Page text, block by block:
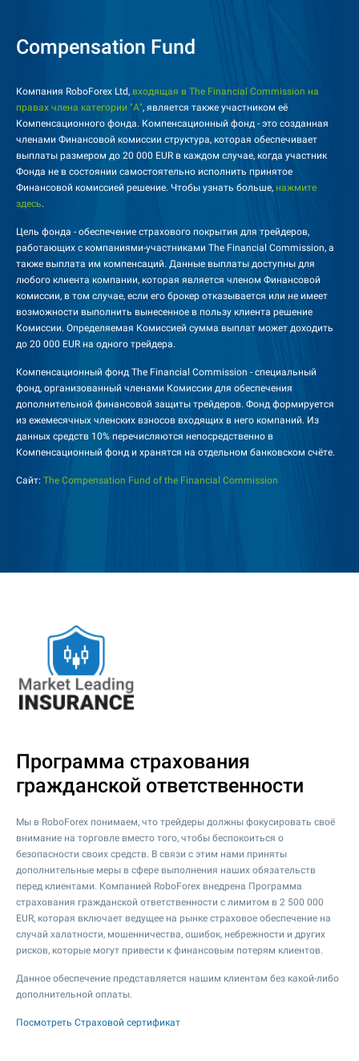
Compensation Fund
Компания RoboForex Ltd, входящая в The Financial Commission на
правах члена категории "А", является также участником её
Компенсационного фонда. Компенсационный фонд - это созданная
членами Финансовой комиссии структура, которая обеспечивает
выплаты размером до 20 000 EUR в каждом случае, когда участник
Фонда не в состоянии самостоятельно исполнить принятое
Финансовой комиссией решение. Чтобы узнать больше, нажмите
здесь.
Цель фонда - обеспечение страхового покрытия для трейдеров,
работающих с компаниями-участниками The Financial Commission, а
также выплата им компенсаций. Данные выплаты доступны для
любого клиента компании, которая является членом Финансовой
комиссии, в том случае, если его брокер отказывается или не имеет
возможности выполнить вынесенное в пользу клиента решение
Комиссии. Определяемая Комиссией сумма выплат может доходить
до 20 000 EUR на одного трейдера.
Компенсационный фонд The Financial Commission - специальный
фонд, организованный членами Комиссии для обеспечения
дополнительной финансовой защиты трейдеров. Фонд формируется
из ежемесячных членских взносов входящих в него компаний. Из
данных средств 10% перечисляются непосредственно в
Компенсационный фонд и хранятся на отдельном банковском счёте.
Сайт: The Compensation Fund of the Financial Commission
Программа страхования
гражданской ответственности
Мы в RoboForex понимаем, что трейдеры должны фокусировать своё
внимание на торговле вместо того, чтобы беспокоиться о
безопасности своих средств. В связи с этим нами приняты
дополнительные меры в сфере выполнения наших обязательств
перед клиентами. Компанией RoboForex внедрена Программа
страхования гражданской ответственности с лимитом в 2 500 000
EUR, которая включает ведущее на рынке страховое обеспечение на
случай халатности, мошенничества, ошибок, небрежности и других
рисков, которые могут привести к финансовым потерям клиентов.
Данное обеспечение представляется нашим клиентам без какой-либо
дополнительной оплаты.
Посмотреть Страховой сертификат